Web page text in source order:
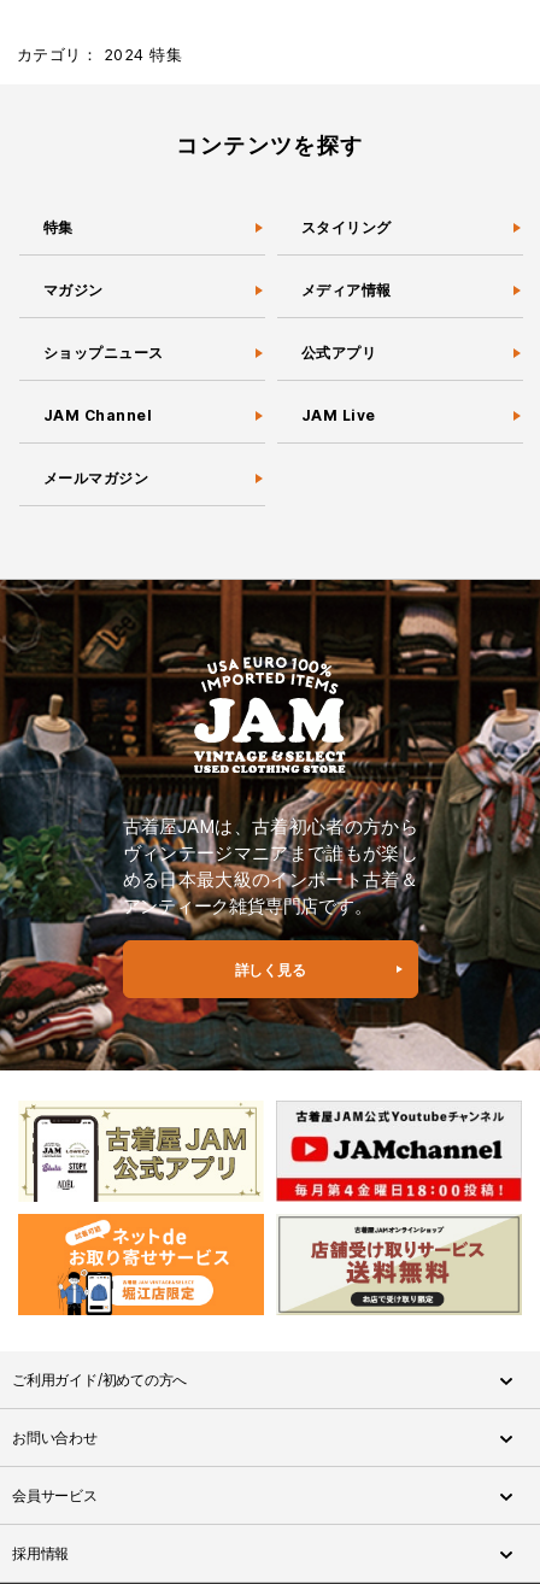
カテゴリ： 2024 特集
コンテンツを探す
特集 スタイリング
マガジン メディア情報
ショップニュース 公式アプリ
JAM Channel JAM Live
メールマガジン
古着屋JAMは、古着初心者の方から
ヴィンテージマニアまで誰もが楽し
める日本最大級のインポート古着＆
アンティーク雑貨専門店です。
詳しく見る
ご利用ガイド/初めての方へ
お問い合わせ
会員サービス
採用情報